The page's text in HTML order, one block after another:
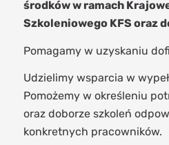
środków w ramach
Szkoleniowego KFS oraz
Pomagamy w uzyskaniu
Udzielimy wsparcia w
Pomożemy w określeniu
oraz doborze szkoleń
konkretnych pracowników.